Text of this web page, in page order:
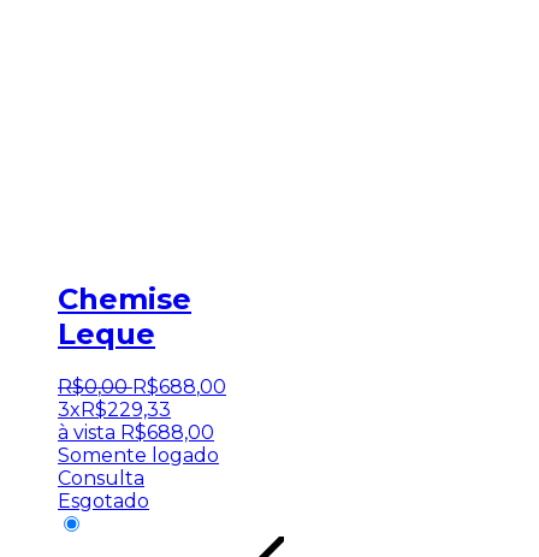
Chemise
Leque
R$0,00 R$688,00
3x R$229,33
à vista R$688,00
Somente logado
Consulta
Esgotado